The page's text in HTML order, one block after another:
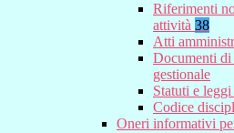
Riferimenti
attività 38
Atti
Documenti di
gestionale
Statuti e
Codice
Oneri informativi